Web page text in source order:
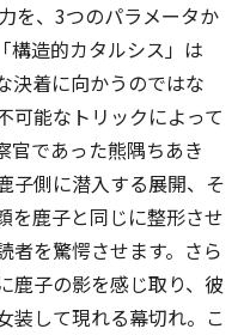
を、3つのパラメータか
構造的カタルシス」は
決着に向かうのではな
可能なトリックによって
官であった熊隅ちあき
子側に潜入する展開、そ
を鹿子と同じに整形させ
者を驚愕させます。さら
鹿子の影を感じ取り、彼
装して現れる幕切れ。こ